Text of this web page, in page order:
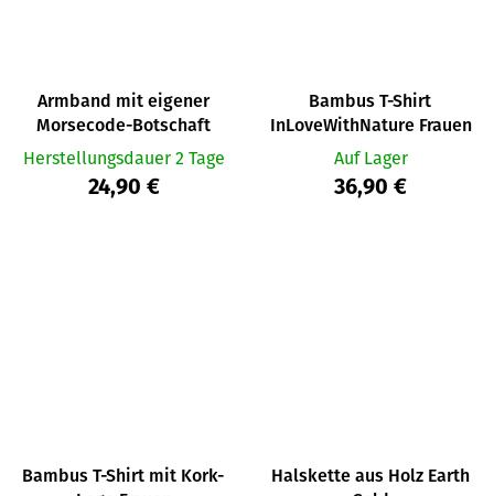
Armband mit eigener
Morsecode-Botschaft
Herstellungsdauer 2 Tage
24,90 €
Bambus T-Shirt
InLoveWithNature Frauen
Auf Lager
36,90 €
Bambus T-Shirt mit Kork-
Halskette aus Holz Earth